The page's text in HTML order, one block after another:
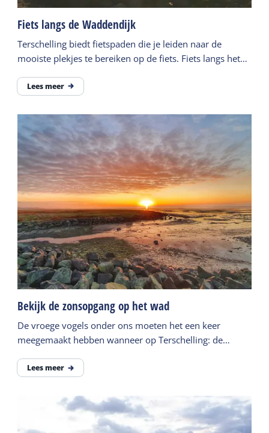
Fiets langs de Waddendijk
Terschelling biedt fietspaden die je leiden naar de
mooiste plekjes te bereiken op de fiets. Fiets langs het
Lees meer
Bekijk de zonsopgang op het wad
De vroege vogels onder ons moeten het een keer
meegemaakt hebben wanneer op Terschelling: de
Lees meer